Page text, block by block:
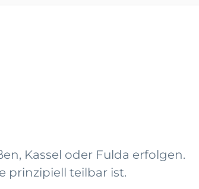
Kassel oder Fulda erfolgen.
prinzipiell teilbar ist.